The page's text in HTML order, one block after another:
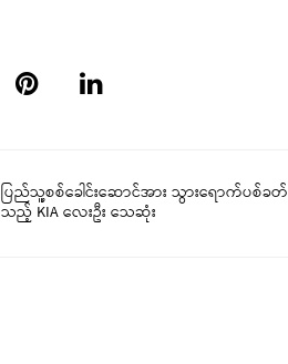
ပြည်သူ့စစ်ခေါင်းဆောင်အား သွားရောက်ပစ်ခတ်
သည့် KIA လေးဦး သေဆုံး